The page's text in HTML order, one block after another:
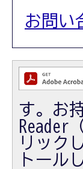
お問い
す。お
Reader
リック
トール